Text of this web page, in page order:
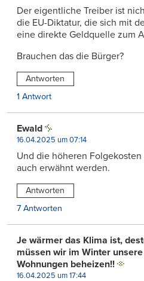
Der eigentliche Treiber ist
die EU-Diktatur, die sich mit
eine direkte Geldquelle zum
Brauchen das die Bürger?
Antworten
1 Antwort
Ewald
16.04.2025 um 07:14
Und die höheren
auch erwähnt werden.
Antworten
7 Antworten
Je wärmer das Klima ist,
müssen wir im Winter
Wohnungen beheizen!!
16.04.2025 um 17:44